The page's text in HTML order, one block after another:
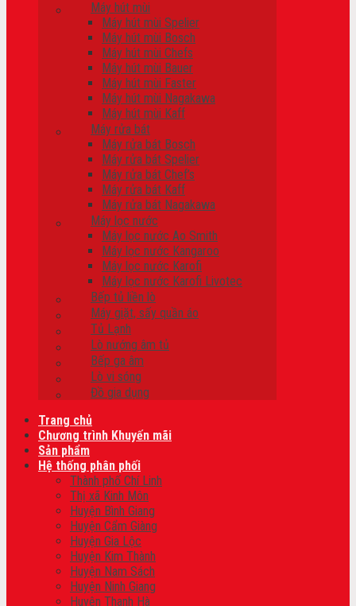
Máy hút mùi
Máy hút mùi Spelier
Máy hút mùi Bosch
Máy hút mùi Chefs
Máy hút mùi Bauer
Máy hút mùi Faster
Máy hút mùi Nagakawa
Máy hút mùi Kaff
Máy rửa bát
Máy rửa bát Bosch
Máy rửa bát Spelier
Máy rửa bát Chef’s
Máy rửa bát Kaff
Máy rửa bát Nagakawa
Máy lọc nước
Máy lọc nước Ao Smith
Máy lọc nước Kangaroo
Máy lọc nước Karofi
Máy lọc nước Karofi Livotec
Bếp tủ liền lò
Máy giặt, sấy quần áo
Tủ Lạnh
Lò nướng âm tủ
Bếp ga âm
Lò vi sóng
Đồ gia dụng
Trang chủ
Chương trình Khuyến mãi
Sản phẩm
Hệ thống phân phối
Thành phố Chí Linh
Thị xã Kinh Môn
Huyện Bình Giang
Huyện Cẩm Giàng
Huyện Gia Lộc
Huyện Kim Thành
Huyện Nam Sách
Huyện Ninh Giang
Huyện Thanh Hà